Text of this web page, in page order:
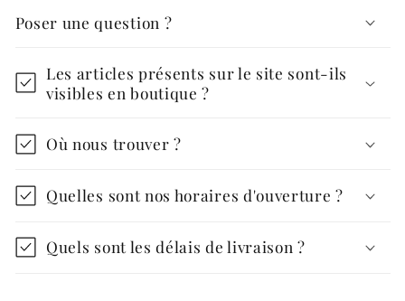
Poser une question ?
Les articles présents sur le site sont-ils
visibles en boutique ?
Où nous trouver ?
Quelles sont nos horaires d'ouverture ?
Quels sont les délais de livraison ?